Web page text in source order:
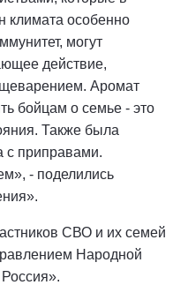
климата особенно
могут
действие,
Аромат
бойцам о семье - это
Также была
с приправами.
- поделились
СВО и их семей
Народной